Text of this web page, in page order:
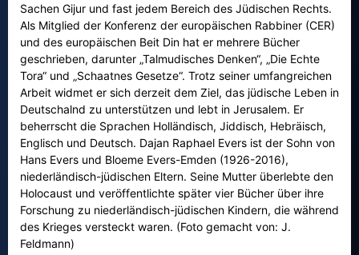
Sachen Gijur und fast jedem Bereich des Jüdischen Rechts.
Als Mitglied der Konferenz der europäischen Rabbiner (CER)
und des europäischen Beit Din hat er mehrere Bücher
geschrieben, darunter „Talmudisches Denken“, „Die Echte
Tora“ und „Schaatnes Gesetze“. Trotz seiner umfangreichen
Arbeit widmet er sich derzeit dem Ziel, das jüdische Leben in
Deutschalnd zu unterstützen und lebt in Jerusalem. Er
beherrscht die Sprachen Holländisch, Jiddisch, Hebräisch,
Englisch und Deutsch. Dajan Raphael Evers ist der Sohn von
Hans Evers und Bloeme Evers-Emden (1926-2016),
niederländisch-jüdischen Eltern. Seine Mutter überlebte den
Holocaust und veröffentlichte später vier Bücher über ihre
Forschung zu niederländisch-jüdischen Kindern, die während
des Krieges versteckt waren. (Foto gemacht von: J.
Feldmann)